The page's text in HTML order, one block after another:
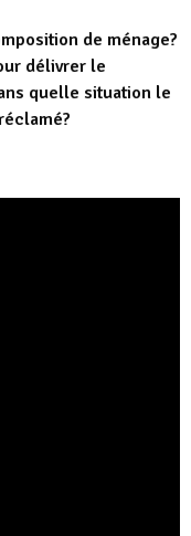
de ménage?
délivrer le
quelle situation le